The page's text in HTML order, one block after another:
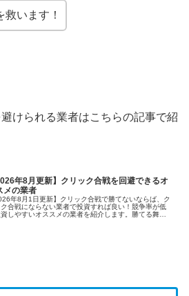
救います！
けられる業者はこちらの記事で紹
年8月更新】クリック合戦を回避できるオ
メの業者
年8月1日更新】クリック合戦で勝てないならば、ク
ク合戦にならない業者で投資すれば良い！競争率が低
資しやすいオススメの業者を紹介します。勝てる舞台